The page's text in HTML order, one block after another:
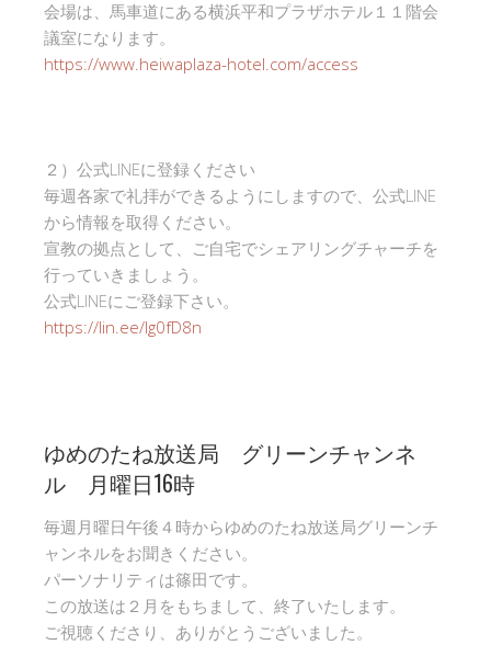
会場は、馬車道にある横浜平和プラザホテル１１階会
議室になります。
https://www.heiwaplaza-hotel.com/access
２）公式LINEに登録ください
毎週各家で礼拝ができるようにしますので、公式LINE
から情報を取得ください。
宣教の拠点として、ご自宅でシェアリングチャーチを
行っていきましょう。
公式LINEにご登録下さい。
https://lin.ee/Ig0fD8n
ゆめのたね放送局 グリーンチャンネ
ル 月曜日16時
毎週月曜日午後４時からゆめのたね放送局グリーンチ
ャンネルをお聞きください。
パーソナリティは篠田です。
この放送は２月をもちまして、終了いたします。
ご視聴くださり、ありがとうございました。